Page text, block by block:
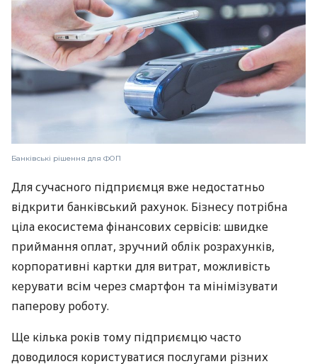
Банківські рішення для ФОП
Для сучасного підприємця вже недостатньо
відкрити банківський рахунок. Бізнесу потрібна
ціла екосистема фінансових сервісів: швидке
приймання оплат, зручний облік розрахунків,
корпоративні картки для витрат, можливість
керувати всім через смартфон та мінімізувати
паперову роботу.
Ще кілька років тому підприємцю часто
доводилося користуватися послугами різних